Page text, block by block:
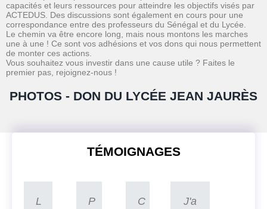
capacités et leurs ressources pour atteindre les objectifs visés par
ACTEDUS. Des discussions sont également en cours pour une
correspondance entre des professeurs du Sénégal et du Lycée.
Le chemin va être encore long, mais nous montons les marches
une à une ! Ce sont vos adhésions et vos dons qui nous permettent
de monter ces actions.
Vous souhaitez vous investir dans une cause utile ? Faites le
premier pas, rejoignez-nous !
PHOTOS - DON DU LYCÉE JEAN JAURÈS
TÉMOIGNAGES
L
P
C
J'a